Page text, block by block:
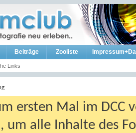
Links
Beiträge Zooliste
ersten Mal im DCC
, um alle Inhalte des